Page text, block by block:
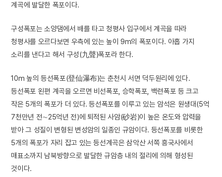
계곡에 발달한 폭포이다.
구성폭포는 소양댐에서 배를 타고 청평사 입구에서 계곡을 따라
청평사를 오르다보면 우측에 있는 높이 9m의 폭포이다. 아홉 가지
소리를 낸다고 해서 구성(九聲)폭포라 한다.
10m 높의 등선폭포(登仙瀑布)는 춘천시 서면 덕두원리에 있다.
등선폭포 왼편 계곡을 오르면 비선폭포, 승학폭포, 백련폭포 등 크고
작은 5개의 폭포가 더 있다. 등선폭포를 이루고 있는 암석은 원생대(5억
7천만년 전∼25억년 전)에 퇴적된 사암(砂岩)이 높은 온도와 압력을
받아 그 성질이 변형된 변성암의 일종인 규암이다. 등선폭포를 비롯한
5개의 폭포가 자리 잡고 있는 등선계곡은 삼악산 서쪽 흥국사에서
매표소까지 남북방향으로 발달한 규암층 내의 절리에 의해 형성된
것이다.